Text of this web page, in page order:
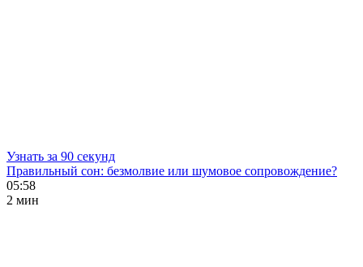
Узнать за 90 секунд
Правильный сон: безмолвие или шумовое сопровождение?
05:58
2 мин